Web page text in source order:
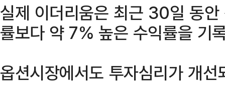
실제 이더리움은 최근 30일 동
률보다 약 7% 높은 수익률을 기
옵션시장에서도 투자심리가 개선